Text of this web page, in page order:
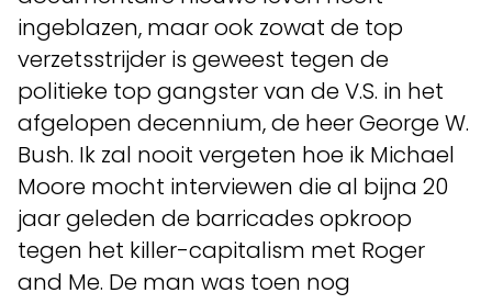
ingeblazen, maar ook zowat de top
verzetsstrijder is geweest tegen de
politieke top gangster van de V.S. in het
afgelopen decennium, de heer George W.
Bush. Ik zal nooit vergeten hoe ik Michael
Moore mocht interviewen die al bijna 20
jaar geleden de barricades opkroop
tegen het killer-capitalism met Roger
and Me. De man was toen nog